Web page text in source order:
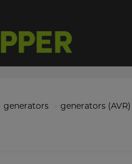
generators generators (AVR)